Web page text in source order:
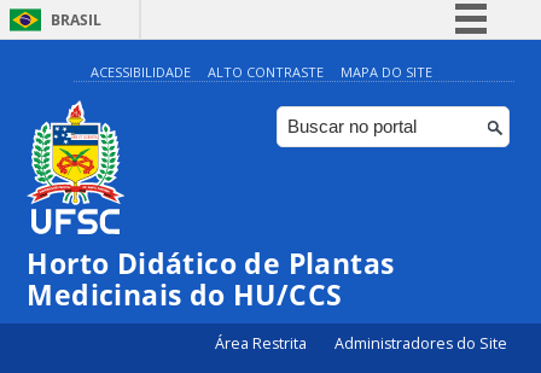
BRASIL
Simplifique!
Comunica BR
Participe
Canais
ACESSIBILIDADE ALTO CONTRASTE MAPA DO SITE
Horto Didático de Plantas
Medicinais do HU/CCS
Área Restrita Administradores do Site